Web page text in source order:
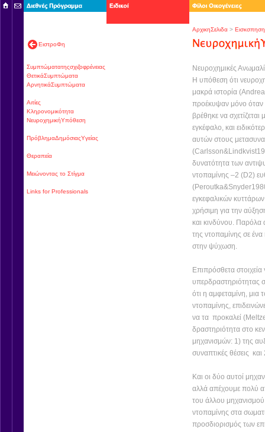
ΑρχικηΣελιδα > Εισκσπηση
ΕιστροΦη
Συμπτώματατηςσχιζοφρένειας
ΘετικάΣυμπτώματα
ΑρνητικάΣυμπτώματα
Αιτίες
Κληρονομικότητα
ΝευροχημικήΥπόθεση
ΠρόβλημαΔημόσιαςΥγείας
Θεραπεία
Μειώνοντας το Στίγμα
Links for Professionals
Νευροχημικές
Η υπόθεση ότι
μακρά ιστορία
προέκυψαν μόνο
βρέθηκε να
εγκέφαλο, και
αυτών στους
δυνατότητα των
ντοπαμίνης –2 (D2)
εγκεφαλικών κυττάρων
χρήσιμη για την
και κινδύνου. Παρόλα
της ντοπαμίνης σε
στην ψύχωση.
Επιπρόσθετα στοιχεία
υπερδραστηριότητας
ότι η αμφεταμίνη, μια
ντοπαμίνης,
να τα προκαλεί
δραστηριότητα στο
μηχανισμών: 1) της
συναπτικές θέσεις
Και οι δύο αυτοί
αλλά απέχουμε πολύ
του άλλου
ντοπαμίνης στα
προσδιορισμός των